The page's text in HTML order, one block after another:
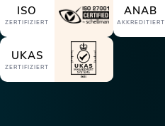
ISO
ZERTIFIZIERT
ANAB
AKKREDITIERT
UKAS
ZERTIFIZIERT